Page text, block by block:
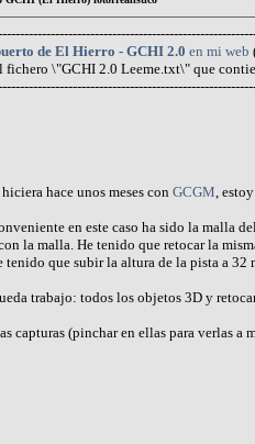
de El Hierro - GCHI 2.0 en mi web
fichero \"GCHI 2.0 Leeme.txt\" que
hace unos meses con GCGM ,
en este caso ha sido la malla
la malla. He tenido que retocar la
tenido que subir la altura de la pista a 32
trabajo: todos los objetos 3D y
capturas (pinchar en ellas para verlas a